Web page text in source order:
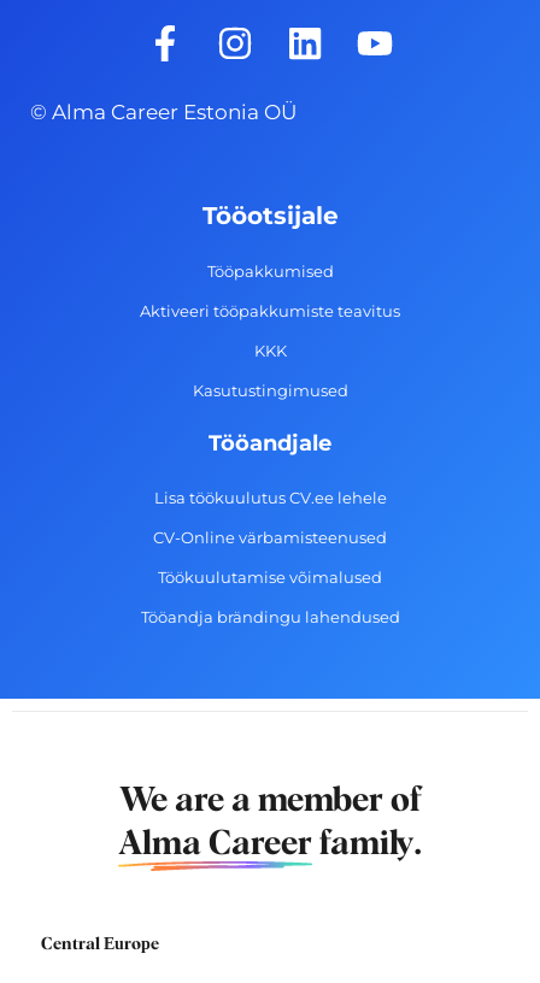
F
a
e
-
I
n
s
t
g
r
a
m
L
i
d
i
n
Y
o
© Alma Career Estonia OÜ
Tööotsijale
Tööpakkumised
Aktiveeri tööpakkumiste teavitus
KKK
Kasutustingimused
Tööandjale
Lisa töökuulutus CV.ee lehele
CV-Online värbamisteenused
Töökuulutamise võimalused
Tööandja brändingu lahendused
We are a member of
Alma Career family.
Central Europe